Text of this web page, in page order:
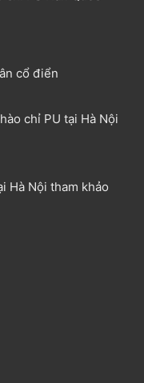
cổ điển
chỉ PU tại Hà Nội
Hà Nội tham khảo